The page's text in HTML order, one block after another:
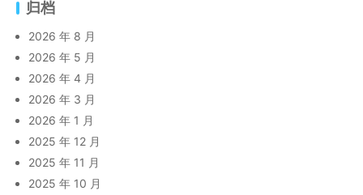
归档
2026 年 8 月
2026 年 5 月
2026 年 4 月
2026 年 3 月
2026 年 1 月
2025 年 12 月
2025 年 11 月
2025 年 10 月